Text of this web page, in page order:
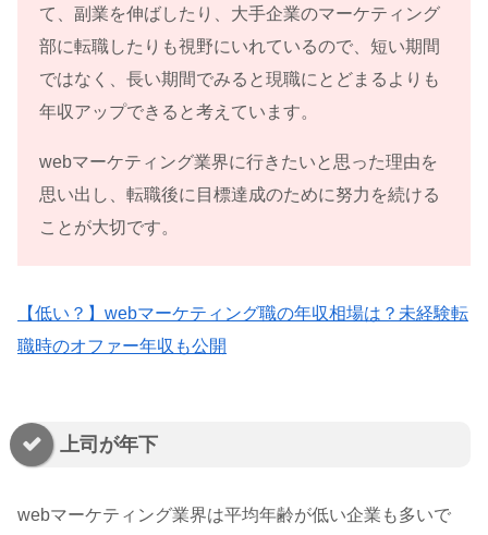
て、副業を伸ばしたり、大手企業のマーケティング
部に転職したりも視野にいれているので、短い期間
ではなく、長い期間でみると現職にとどまるよりも
年収アップできると考えています。
webマーケティング業界に行きたいと思った理由を
思い出し、転職後に目標達成のために努力を続ける
ことが大切です。
【低い？】webマーケティング職の年収相場は？未経験転
職時のオファー年収も公開
上司が年下
webマーケティング業界は平均年齢が低い企業も多いで